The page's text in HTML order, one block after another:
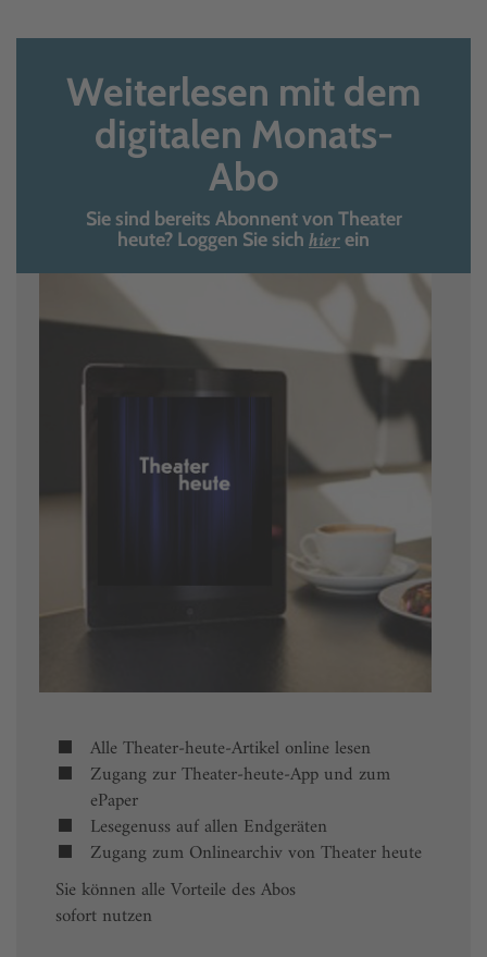
Weiterlesen mit dem
digitalen Monats-
Abo
Sie sind bereits Abonnent von Theater
heute? Loggen Sie sich hierein
Alle Theater-heute-Artikel online lesen
Zugang zur Theater-heute-App und zum
ePaper
Lesegenuss auf allen Endgeräten
Zugang zum Onlinearchiv von Theater heute
Sie können alle Vorteile des Abos
sofort nutzen